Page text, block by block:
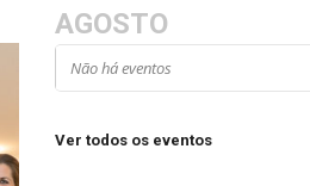
AGOSTO
Não há eventos
Ver todos os eventos